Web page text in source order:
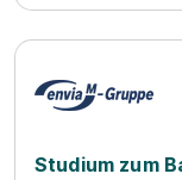
Studium zum